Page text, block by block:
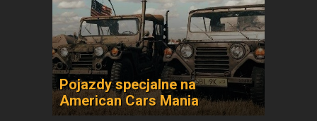
Pojazdy specjalne na
American Cars Mania